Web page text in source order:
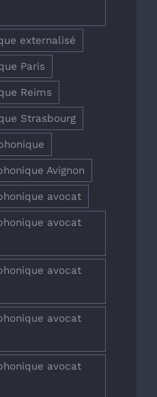
externalisé
Paris
Reims
Strasbourg
Avignon
avocat
avocat
avocat
avocat
avocat